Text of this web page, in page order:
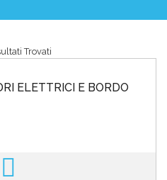
CV
Trovati
ELETTRICI E BORDO